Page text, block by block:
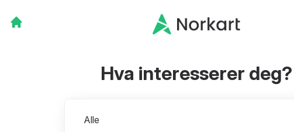
Hva interesserer deg?
Alle